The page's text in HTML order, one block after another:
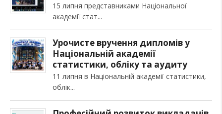
15 липня представниками Національної
академії стат
Урочисте вручення дипломів у
Національній академії
статистики, обліку та аудиту
11 липня в Національній академії статистики,
облік